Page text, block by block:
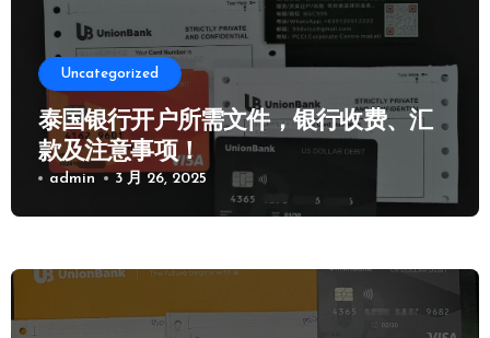
Uncategorized
泰国银行开户所需文件，银行收费、汇
款及注意事项！
admin 3 月 26, 2025